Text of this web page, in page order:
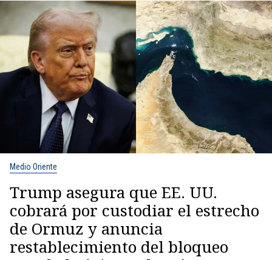
Medio Oriente
Trump asegura que EE. UU.
cobrará por custodiar el estrecho
de Ormuz y anuncia
restablecimiento del bloqueo